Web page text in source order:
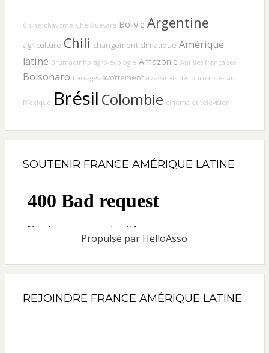
Chine chavisme Che Guevara Bolivie Argentine
agriculture Chili changement climatique Amérique
latine Brumadinho agro-écologie Amazonie Antilles françaises
Bolsonaro barrages avortement assassinats de journalistes au
Mexique Brésil Colombie cinéma et télévision
SOUTENIR FRANCE AMÉRIQUE LATINE
Propulsé par HelloAsso
REJOINDRE FRANCE AMÉRIQUE LATINE